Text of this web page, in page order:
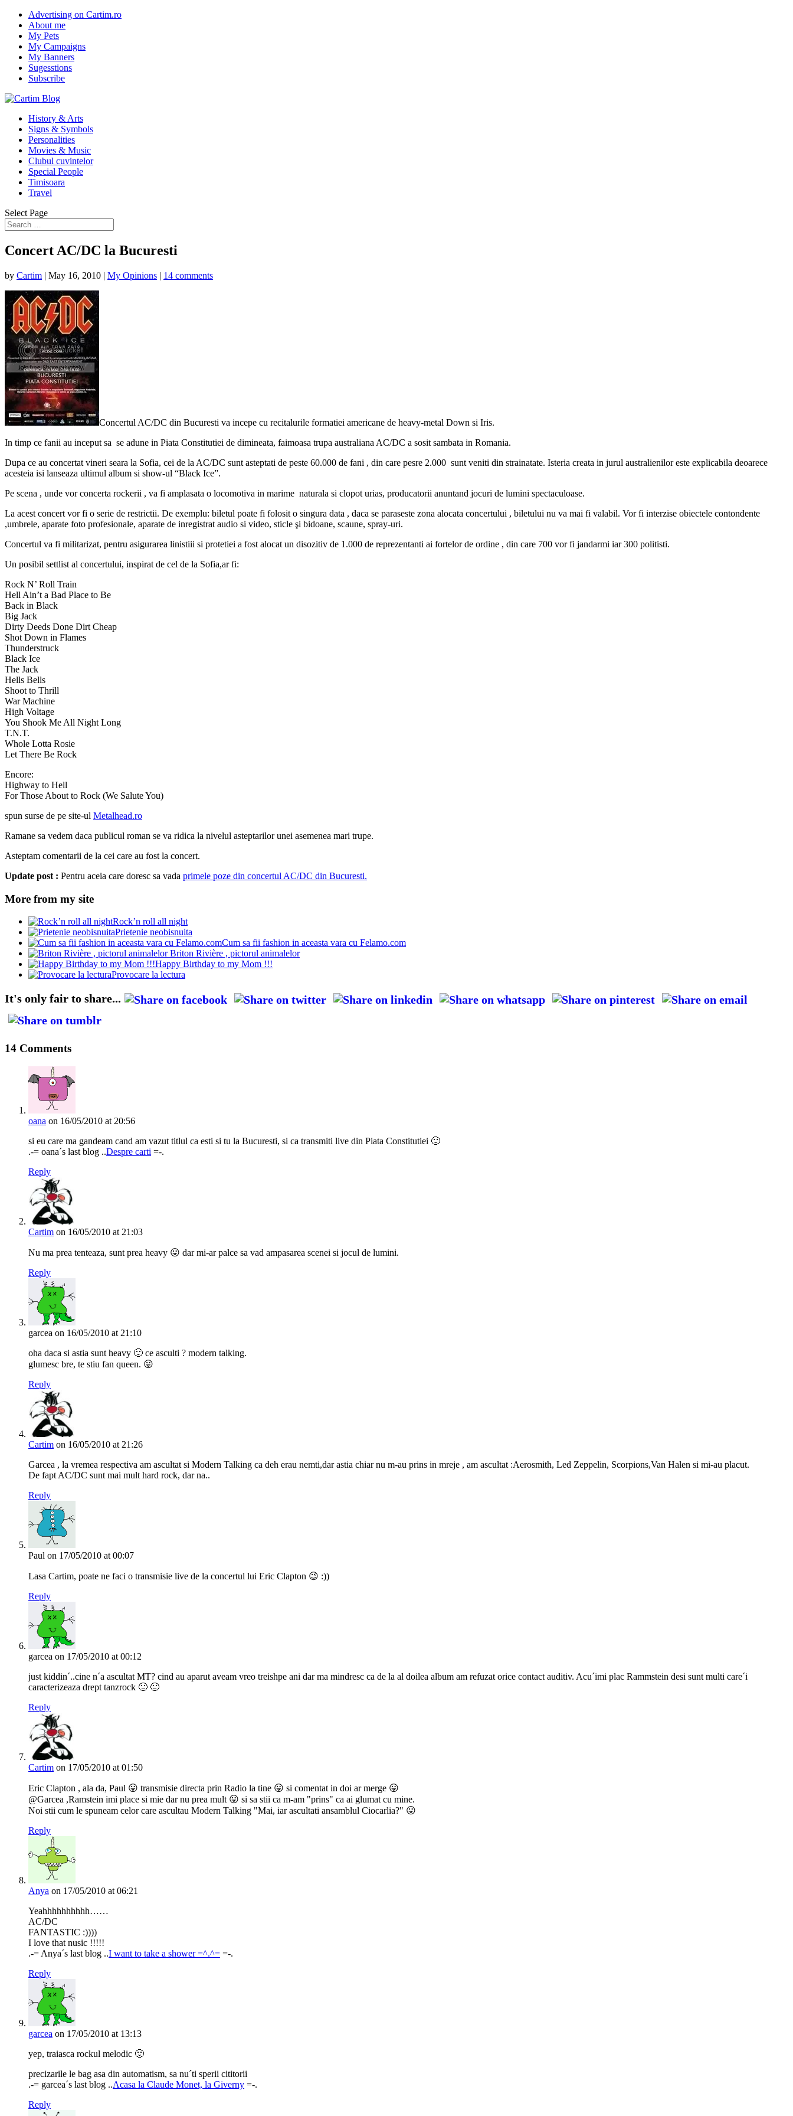
Advertising on Cartim.ro
About me
My Pets
My Campaigns
My Banners
Sugesstions
Subscribe
History & Arts
Signs & Symbols
Personalities
Movies & Music
Clubul cuvintelor
Special People
Timisoara
Travel
Select Page
Concert AC/DC la Bucuresti
by Cartim | May 16, 2010 | My Opinions | 14 comments
Concertul AC/DC din Bucuresti va incepe cu recitalurile formatiei americane de heavy-metal Down si Iris.
In timp ce fanii au inceput sa se adune in Piata Constitutiei de dimineata, faimoasa trupa australiana AC/DC a sosit sambata in Romania.
Dupa ce au concertat vineri seara la Sofia, cei de la AC/DC sunt asteptati de peste 60.000 de fani , din care pesre 2.000 sunt veniti din strainatate. Isteria creata in jurul australienilor este explicabila deoarece
acesteia isi lanseaza ultimul album si show-ul “Black Ice”.
Pe scena , unde vor concerta rockerii , va fi amplasata o locomotiva in marime naturala si clopot urias, producatorii anuntand jocuri de lumini spectaculoase.
La acest concert vor fi o serie de restrictii. De exemplu: biletul poate fi folosit o singura data , daca se paraseste zona alocata concertului , biletului nu va mai fi valabil. Vor fi interzise obiectele contondente
,umbrele, aparate foto profesionale, aparate de inregistrat audio si video, sticle şi bidoane, scaune, spray-uri.
Concertul va fi militarizat, pentru asigurarea linistiii si protetiei a fost alocat un disozitiv de 1.000 de reprezentanti ai fortelor de ordine , din care 700 vor fi jandarmi iar 300 politisti.
Un posibil settlist al concertului, inspirat de cel de la Sofia,ar fi:
Rock N’ Roll Train
Hell Ain’t a Bad Place to Be
Back in Black
Big Jack
Dirty Deeds Done Dirt Cheap
Shot Down in Flames
Thunderstruck
Black Ice
The Jack
Hells Bells
Shoot to Thrill
War Machine
High Voltage
You Shook Me All Night Long
T.N.T.
Whole Lotta Rosie
Let There Be Rock
Encore:
Highway to Hell
For Those About to Rock (We Salute You)
spun surse de pe site-ul Metalhead.ro
Ramane sa vedem daca publicul roman se va ridica la nivelul asteptarilor unei asemenea mari trupe.
Asteptam comentarii de la cei care au fost la concert.
Update post : Pentru aceia care doresc sa vada primele poze din concertul AC/DC din Bucuresti.
More from my site
Rock’n roll all night
Prietenie neobisnuita
Cum sa fii fashion in aceasta vara cu Felamo.com
Briton Rivière , pictorul animalelor
Happy Birthday to my Mom !!!
Provocare la lectura
It's only fair to share...
14 Comments
oana on 16/05/2010 at 20:56
si eu care ma gandeam cand am vazut titlul ca esti si tu la Bucuresti, si ca transmiti live din Piata Constitutiei 🙂
.-= oana´s last blog ..Despre carti =-.
Reply
Cartim on 16/05/2010 at 21:03
Nu ma prea tenteaza, sunt prea heavy 😛 dar mi-ar palce sa vad ampasarea scenei si jocul de lumini.
Reply
garcea on 16/05/2010 at 21:10
oha daca si astia sunt heavy 🙂 ce asculti ? modern talking.
glumesc bre, te stiu fan queen. 😛
Reply
Cartim on 16/05/2010 at 21:26
Garcea , la vremea respectiva am ascultat si Modern Talking ca deh erau nemti,dar astia chiar nu m-au prins in mreje , am ascultat :Aerosmith, Led Zeppelin, Scorpions,Van Halen si mi-au placut.
De fapt AC/DC sunt mai mult hard rock, dar na..
Reply
Paul on 17/05/2010 at 00:07
Lasa Cartim, poate ne faci o transmisie live de la concertul lui Eric Clapton 😉 :))
Reply
garcea on 17/05/2010 at 00:12
just kiddin´..cine n´a ascultat MT? cind au aparut aveam vreo treishpe ani dar ma mindresc ca de la al doilea album am refuzat orice contact auditiv. Acu´imi plac Rammstein desi sunt multi care´i
caracterizeaza drept tanzrock 🙂 🙂
Reply
Cartim on 17/05/2010 at 01:50
Eric Clapton , ala da, Paul 😛 transmisie directa prin Radio la tine 😛 si comentat in doi ar merge 😛
@Garcea ,Ramstein imi place si mie dar nu prea mult 😛 si sa stii ca m-am "prins" ca ai glumat cu mine.
Noi stii cum le spuneam celor care ascultau Modern Talking "Mai, iar ascultati ansamblul Ciocarlia?" 😛
Reply
Anya on 17/05/2010 at 06:21
Yeahhhhhhhhhh……
AC/DC
FANTASTIC :))))
I love that nusic !!!!!
.-= Anya´s last blog ..I want to take a shower =^.^= =-.
Reply
garcea on 17/05/2010 at 13:13
yep, traiasca rockul melodic 🙂
precizarile le bag asa din automatism, sa nu´ti sperii cititorii
.-= garcea´s last blog ..Acasa la Claude Monet, la Giverny =-.
Reply